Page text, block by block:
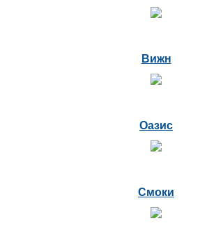
Вижн
Оазис
Смоки